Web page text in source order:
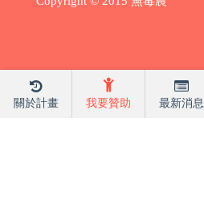
關於計畫 我要贊助 最新消息